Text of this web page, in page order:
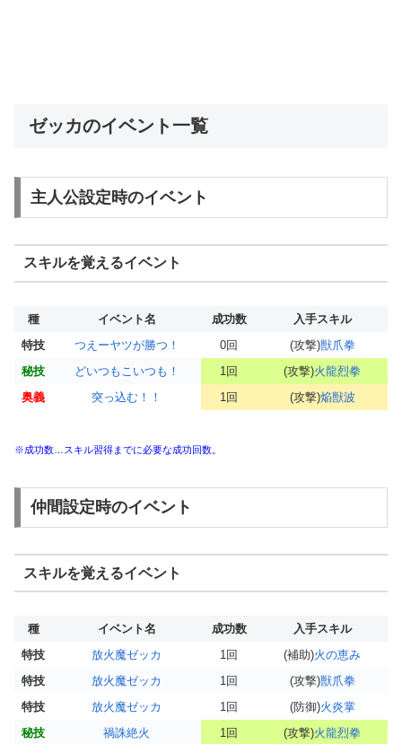
ゼッカのイベント一覧
主人公設定時のイベント
スキルを覚えるイベント
種 イベント名 成功数
入手スキル
特技
つえーヤツが勝つ！ 0回 (攻撃)獣爪拳
秘技
どいつもこいつも！ 1回 (攻撃)火龍烈拳
奥義
突っ込む！！ 1回 (攻撃)焔獣波
※成功数…スキル習得までに必要な成功回数。
仲間設定時のイベント
スキルを覚えるイベント
種 イベント名 成功数
入手スキル
特技
放火魔ゼッカ 1回 (補助)火の恵み
特技
放火魔ゼッカ 1回 (攻撃)獣爪拳
特技
放火魔ゼッカ 1回 (防御)火炎掌
秘技
禍誅絶火 1回 (攻撃)火龍烈拳